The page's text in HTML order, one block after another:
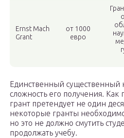
Ernst Mach
Grant
от 1000
евро
Единственный существенный
сложность его получения.
грант претендует не один
некоторые гранты
но это не должно смутить
продолжать учебу.